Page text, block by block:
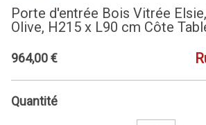
Porte d'entrée Bois Vitrée
Olive, H215 x L90 cm Côte
964,00€
Quantité